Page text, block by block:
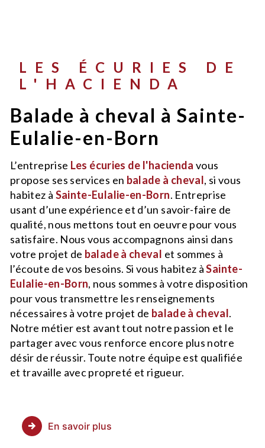
LES ÉCURIES DE
L'HACIENDA
balade à cheval à Sainte-
Eulalie-en-Born
L’entreprise Les écuries de l'hacienda vous
propose ses services en balade à cheval, si vous
habitez à Sainte-Eulalie-en-Born. Entreprise
usant d’une expérience et d’un savoir-faire de
qualité, nous mettons tout en oeuvre pour vous
satisfaire. Nous vous accompagnons ainsi dans
votre projet de balade à cheval et sommes à
l’écoute de vos besoins. Si vous habitez àSainte-
Eulalie-en-Born, nous sommes à votre disposition
pour vous transmettre les renseignements
nécessaires à votre projet de balade à cheval.
Notre métier est avant tout notre passion et le
partager avec vous renforce encore plus notre
désir de réussir. Toute notre équipe est qualifiée
et travaille avec propreté et rigueur.
En savoir plus